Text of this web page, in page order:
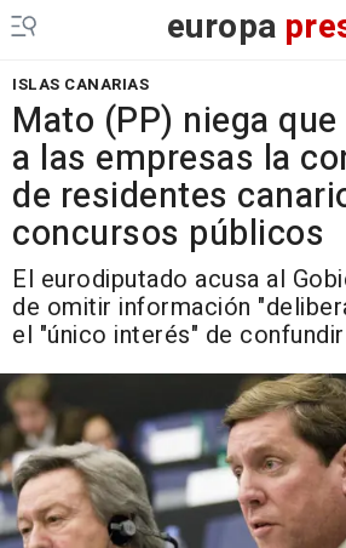
europa
ISLAS CANARIAS
Mato (PP) niega que
a las empresas la
de residentes
concursos públicos
El eurodiputado acusa al
de omitir información
el "único interés" de